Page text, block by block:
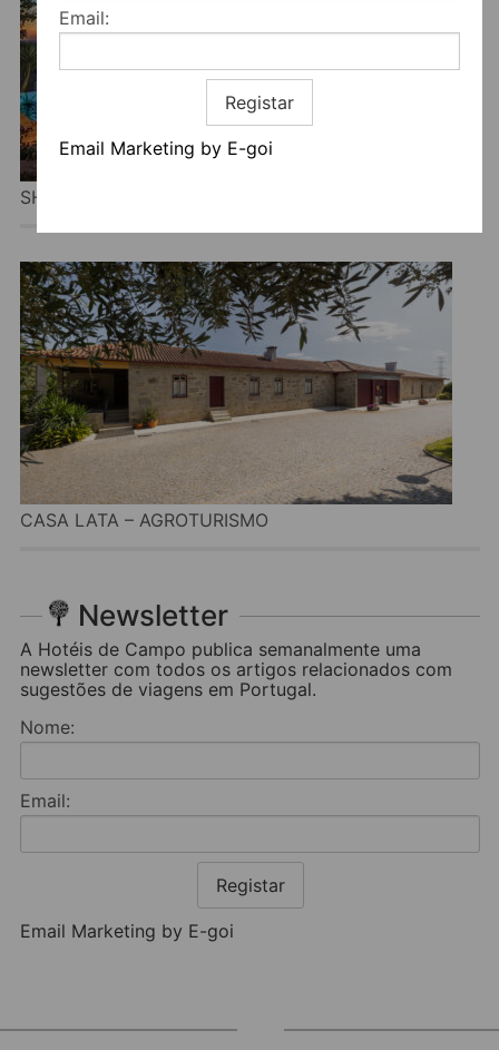
Email:
Registar
Email Marketing by E-goi
SHARISH MONTE DAS ESTEVAS
CASA LATA – AGROTURISMO
Newsletter
A Hotéis de Campo publica semanalmente uma
newsletter com todos os artigos relacionados com
sugestões de viagens em Portugal.
Nome:
Email:
Registar
Email Marketing by E-goi